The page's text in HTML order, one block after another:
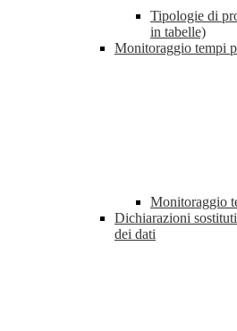
Tipologie di
in tabelle)
Monitoraggio tempi
Monitoraggio
Dichiarazioni
dei dati